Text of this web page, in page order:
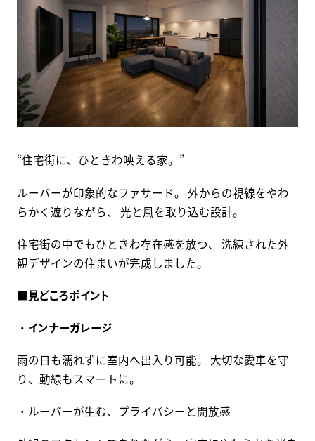
“住宅街に、ひときわ映える家。”
ルーバーが印象的なファサード。 外からの視線をやわ
らかく遮りながら、 光と風を取り込む設計。
住宅街の中でもひときわ存在感を放つ、 洗練された外
観デザインの住まいが完成しました。
■見どころポイント
・ インナーガレージ
雨の日も濡れずに室内へ出入り可能。 大切な愛車を守
り、動線もスマートに。
・ルーバーが生む、プライバシーと開放感